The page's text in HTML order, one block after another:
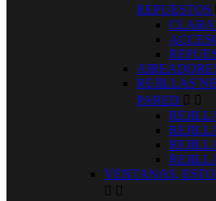
REPUESTOS
PARED  
VENTANAS,
 